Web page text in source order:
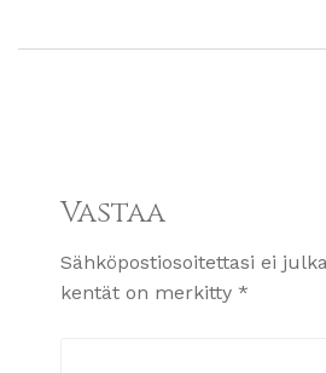
Vastaa
Sähköpostiosoitettasi ei
kentät on merkitty *